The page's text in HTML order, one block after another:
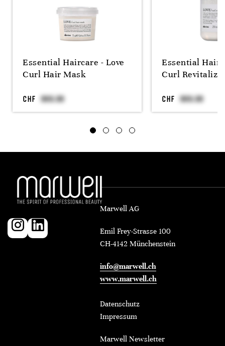
Essential Haircare - Love
Curl Hair Mask
CHF
Essential
Curl Revitaliz
CHF
Marwell AG
Emil Frey-Strasse 100
CH-4142 Münchenstein
info@marwell.ch
www.marwell.ch
Datenschutz
Impressum
Marwell Newsletter